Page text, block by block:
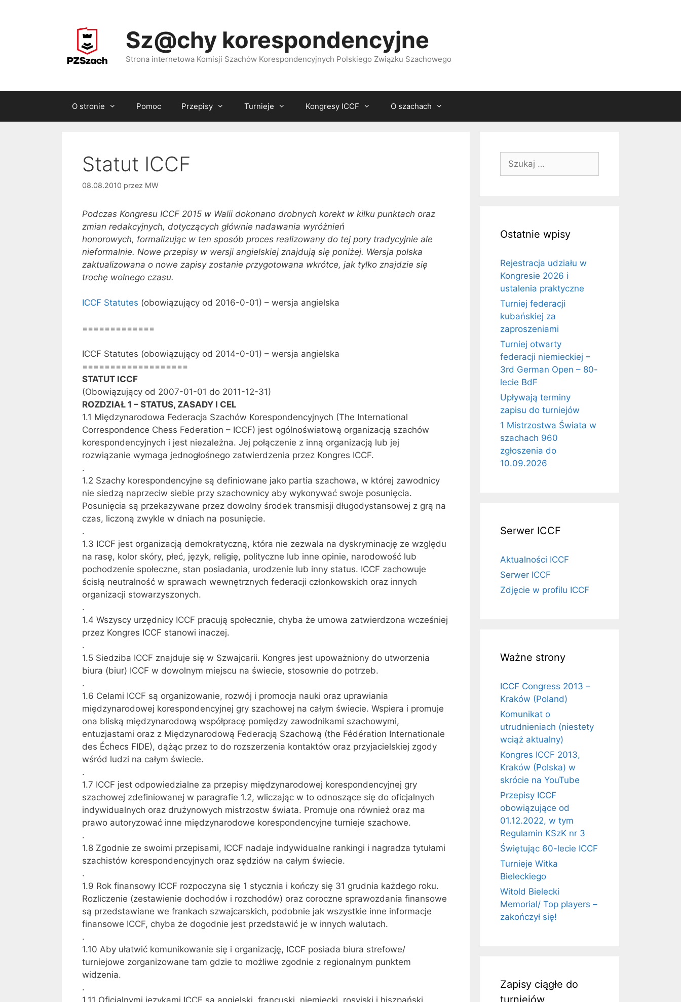
Sz@chy korespondencyjne
Strona internetowa Komisji Szachów Korespondencyjnych Polskiego Związku Szachowego
O stronie Pomoc Przepisy Turnieje Kongresy ICCF O szachach
Statut ICCF
08.08.2010 przez MW
Podczas Kongresu ICCF 2015 w Walii dokonano drobnych korekt w kilku punktach oraz
zmian redakcyjnych, dotyczących głównie nadawania wyróżnień
honorowych, formalizując w ten sposób proces realizowany do tej pory tradycyjnie ale
nieformalnie. Nowe przepisy w wersji angielskiej znajdują się poniżej. Wersja polska
zaktualizowana o nowe zapisy zostanie przygotowana wkrótce, jak tylko znajdzie się
trochę wolnego czasu.
ICCF Statutes (obowiązujący od 2016-0-01) – wersja angielska
=============
ICCF Statutes (obowiązujący od 2014-0-01) – wersja angielska
===================
STATUT ICCF
(Obowiązujący od 2007-01-01 do 2011-12-31)
ROZDZIAŁ 1 – STATUS, ZASADY I CEL
1.1 Międzynarodowa Federacja Szachów Korespondencyjnych (The International
Correspondence Chess Federation – ICCF) jest ogólnoświatową organizacją szachów
korespondencyjnych i jest niezależna. Jej połączenie z inną organizacją lub jej
rozwiązanie wymaga jednogłośnego zatwierdzenia przez Kongres ICCF.
.
1.2 Szachy korespondencyjne są definiowane jako partia szachowa, w której zawodnicy
nie siedzą naprzeciw siebie przy szachownicy aby wykonywać swoje posunięcia.
Posunięcia są przekazywane przez dowolny środek transmisji długodystansowej z grą na
czas, liczoną zwykle w dniach na posunięcie.
.
1.3 ICCF jest organizacją demokratyczną, która nie zezwala na dyskryminację ze względu
na rasę, kolor skóry, płeć, język, religię, polityczne lub inne opinie, narodowość lub
pochodzenie społeczne, stan posiadania, urodzenie lub inny status. ICCF zachowuje
ścisłą neutralność w sprawach wewnętrznych federacji członkowskich oraz innych
organizacji stowarzyszonych.
.
1.4 Wszyscy urzędnicy ICCF pracują społecznie, chyba że umowa zatwierdzona wcześniej
przez Kongres ICCF stanowi inaczej.
.
1.5 Siedziba ICCF znajduje się w Szwajcarii. Kongres jest upoważniony do utworzenia
biura (biur) ICCF w dowolnym miejscu na świecie, stosownie do potrzeb.
.
1.6 Celami ICCF są organizowanie, rozwój i promocja nauki oraz uprawiania
międzynarodowej korespondencyjnej gry szachowej na całym świecie. Wspiera i promuje
ona bliską międzynarodową współpracę pomiędzy zawodnikami szachowymi,
entuzjastami oraz z Międzynarodową Federacją Szachową (the Fédération Internationale
des Échecs FIDE), dążąc przez to do rozszerzenia kontaktów oraz przyjacielskiej zgody
wśród ludzi na całym świecie.
.
1.7 ICCF jest odpowiedzialne za przepisy międzynarodowej korespondencyjnej gry
szachowej zdefiniowanej w paragrafie 1.2, wliczając w to odnoszące się do oficjalnych
indywidualnych oraz drużynowych mistrzostw świata. Promuje ona również oraz ma
prawo autoryzować inne międzynarodowe korespondencyjne turnieje szachowe.
.
1.8 Zgodnie ze swoimi przepisami, ICCF nadaje indywidualne rankingi i nagradza tytułami
szachistów korespondencyjnych oraz sędziów na całym świecie.
.
1.9 Rok finansowy ICCF rozpoczyna się 1 stycznia i kończy się 31 grudnia każdego roku.
Rozliczenie (zestawienie dochodów i rozchodów) oraz coroczne sprawozdania finansowe
są przedstawiane we frankach szwajcarskich, podobnie jak wszystkie inne informacje
finansowe ICCF, chyba że dogodnie jest przedstawić je w innych walutach.
.
1.10 Aby ułatwić komunikowanie się i organizację, ICCF posiada biura strefowe/
turniejowe zorganizowane tam gdzie to możliwe zgodnie z regionalnym punktem
widzenia.
.
Ostatnie wpisy
Rejestracja udziału w
Kongresie 2026 i
ustalenia praktyczne
Turniej federacji
kubańskiej za
zaproszeniami
Turniej otwarty
federacji niemieckiej –
3rd German Open – 80-
lecie BdF
Upływają terminy
zapisu do turniejów
1 Mistrzostwa Świata w
szachach 960
zgłoszenia do
10.09.2026
Serwer ICCF
Aktualności ICCF
Serwer ICCF
Zdjęcie w profilu ICCF
Ważne strony
ICCF Congress 2013 –
Kraków (Poland)
Komunikat o
utrudnieniach (niestety
wciąż aktualny)
Kongres ICCF 2013,
Kraków (Polska) w
skrócie na YouTube
Przepisy ICCF
obowiązujące od
01.12.2022, w tym
Regulamin KSzK nr 3
Świętując 60-lecie ICCF
Turnieje Witka
Bieleckiego
Witold Bielecki
Memorial/ Top players –
zakończył się!
Zapisy ciągłe do
turniejów